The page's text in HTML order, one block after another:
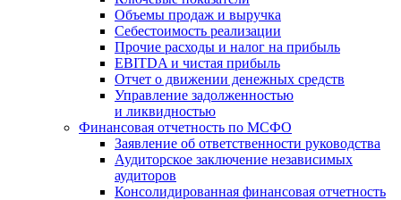
Объемы продаж и выручка
Себестоимость реализации
Прочие расходы и налог на прибыль
EBITDA и чистая прибыль
Отчет о движении денежных средств
Управление задолженностью
и ликвидностью
Финансовая отчетность по МСФО
Заявление об ответственности руководства
Аудиторское заключение независимых
аудиторов
Консолидированная финансовая отчетность